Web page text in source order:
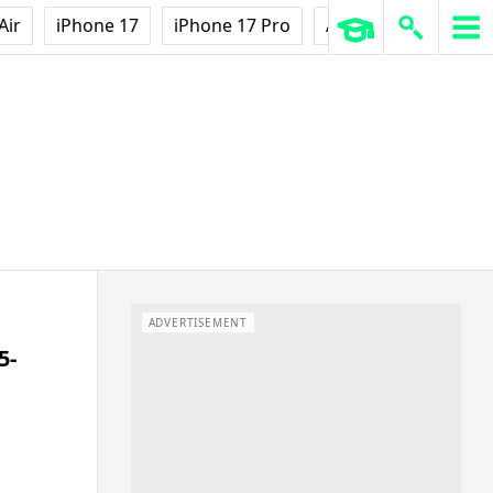
iPhone 17 iPhone 17 Pro AirPods Pro 3
ADVERTISEMENT